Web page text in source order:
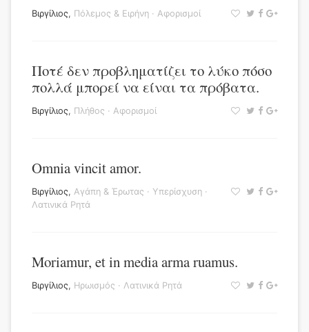
Βιργίλιος, Πόλεμος & Ειρήνη · Αφορισμοί
Ποτέ δεν προβληματίζει το λύκο πόσο
πολλά μπορεί να είναι τα πρόβατα.
Βιργίλιος, Πλήθος · Αφορισμοί
Omnia vincit amor.
Βιργίλιος, Αγάπη & Έρωτας · Υπερίσχυση ·
Λατινικά Ρητά
Moriamur, et in media arma ruamus.
Βιργίλιος, Ηρωισμός · Λατινικά Ρητά